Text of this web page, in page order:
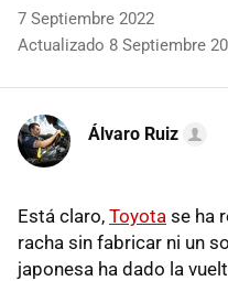
7 Septiembre 2022
Actualizado 8 Septiembre
Álvaro Ruiz
Está claro, Toyota se ha
racha sin fabricar ni un
japonesa ha dado la